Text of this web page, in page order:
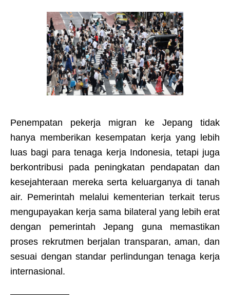
Penempatan pekerja migran ke Jepang tidak
hanya memberikan kesempatan kerja yang lebih
luas bagi para tenaga kerja Indonesia, tetapi juga
berkontribusi pada peningkatan pendapatan dan
kesejahteraan mereka serta keluarganya di tanah
air. Pemerintah melalui kementerian terkait terus
mengupayakan kerja sama bilateral yang lebih erat
dengan pemerintah Jepang guna memastikan
proses rekrutmen berjalan transparan, aman, dan
sesuai dengan standar perlindungan tenaga kerja
internasional.